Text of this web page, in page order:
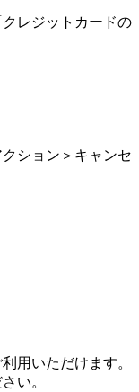
レジットカードの
ション＞キャンセ
用いただけます。
い。